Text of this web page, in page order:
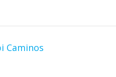
Caminos